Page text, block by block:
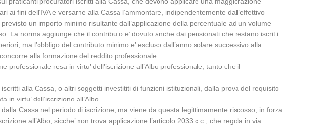
fini dell’IVA e versarne alla Cassa l’ammontare, indipendentemente dall’effettivo
un importo minimo risultante dall’applicazione della percentuale ad un volume
La norma aggiunge che il contributo e’ dovuto anche dai pensionati che restano iscritti
ma l’obbligo del contributo minimo e’ escluso dall’anno solare successivo alla
alla formazione del reddito professionale.
resa in virtu’ dell’iscrizione all’Albo professionale, tanto che il
alla Cassa, o altri soggetti investititi di funzioni istituzionali, dalla prova del requisito
virtu’ dell’iscrizione all’Albo.
Cassa nel periodo di iscrizione, ma viene da questa legittimamente riscosso, in forza
all’Albo, sicche’ non trova applicazione l’articolo 2033 c.c., che regola in via